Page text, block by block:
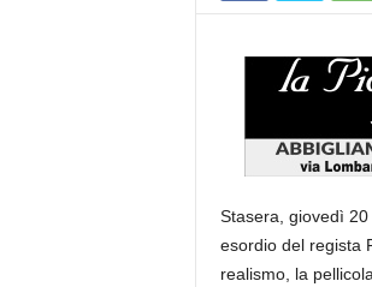
Stasera, giovedì
esordio del regista
realismo, la